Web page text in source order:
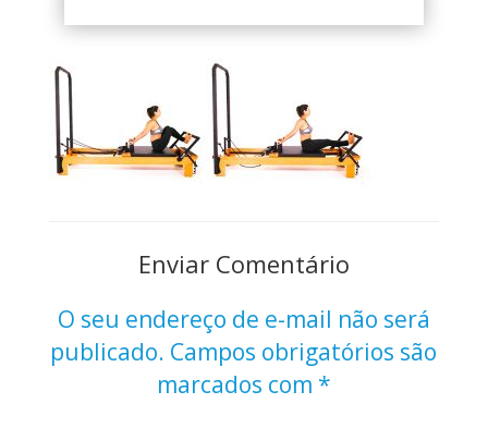
Enviar Comentário
O seu endereço de e-mail não será
publicado. Campos obrigatórios são
marcados com *